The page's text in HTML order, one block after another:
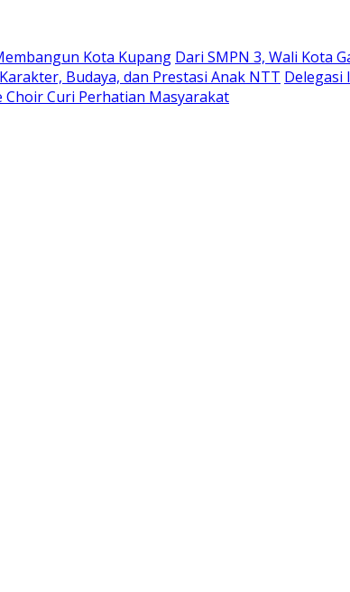
Kota Kupang Dari SMPN 3, Wali Kota
Budaya, dan Prestasi Anak NTT Delegasi
Choir Curi Perhatian Masyarakat